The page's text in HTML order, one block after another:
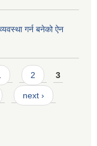
गर्न बनेको ऐन
2 3
next ›